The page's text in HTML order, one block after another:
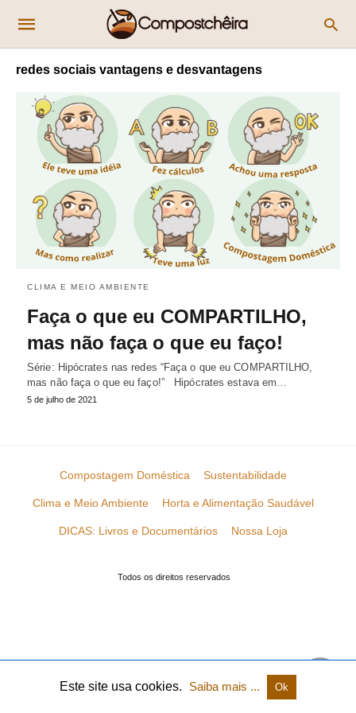
redes sociais vantagens e desvantagens
CLIMA E MEIO AMBIENTE
Faça o que eu COMPARTILHO,
mas não faça o que eu faço!
Série: Hipócrates nas redes “Faça o que eu COMPARTILHO,
mas não faça o que eu faço!” Hipócrates estava em…
5 de julho de 2021
Compostagem Doméstica Sustentabilidade
Clima e Meio Ambiente Horta e Alimentação Saudável
DICAS: Livros e Documentários Nossa Loja
Todos os direitos reservados
Este site usa cookies. Saiba mais ... Ok